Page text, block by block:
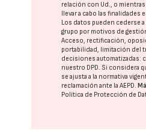
relación con Ud., o mientras
llevar a cabo las finalidades
Los datos pueden cederse a
grupo por motivos de
Acceso, rectificación,
portabilidad, limitación del
decisiones automatizadas:
nuestro DPD. Si considera
se ajusta a la normativa
reclamación ante laAEPD.
Política de Protección de